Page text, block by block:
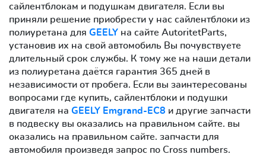
сайлентблокам и подушкам двигателя. Если вы
приняли решение приобрести у нас сайлентблоки из
полиуретана для GEELY на сайте AutoritetParts,
установив их на свой автомобиль Вы почувствуете
длительный срок службы. К тому же на наши детали
из полиуретана даётся гарантия 365 дней в
независимости от пробега. Если вы заинтересованы
вопросами где купить, сайлентблоки и подушки
двигателя на GEELY Emgrand-EC8 и другие запчасти
в подвеску вы оказались на правильном сайте. вы
оказались на правильном сайте. запчасти для
автомобиля произведя запрос по Cross numbers.